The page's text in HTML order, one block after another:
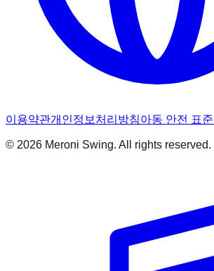
이용약관개인정보처리방침아동 안전 표준
© 2026 Meroni Swing. All rights reserved.